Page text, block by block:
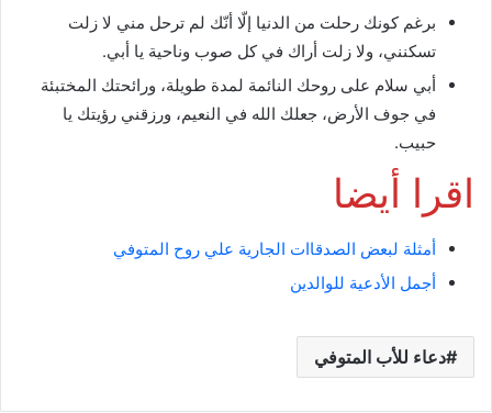
برغم كونك رحلت من الدنيا إلّا أنّك لم ترحل مني لا زلت
تسكنني، ولا زلت أراك في كل صوب وناحية يا أبي.
أبي سلام على روحك النائمة لمدة طويلة، ورائحتك المختبئة
في جوف الأرض، جعلك الله في النعيم، ورزقني رؤيتك يا
حبيب.
اقرا أيضا
أمثلة لبعض الصدقاات الجارية علي روح المتوفي
أجمل الأدعية للوالدين
دعاء للأب المتوفي